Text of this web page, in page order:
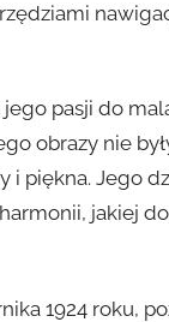
pasji do
obrazy nie
i piękna. Jego
jakiej
1924 roku,